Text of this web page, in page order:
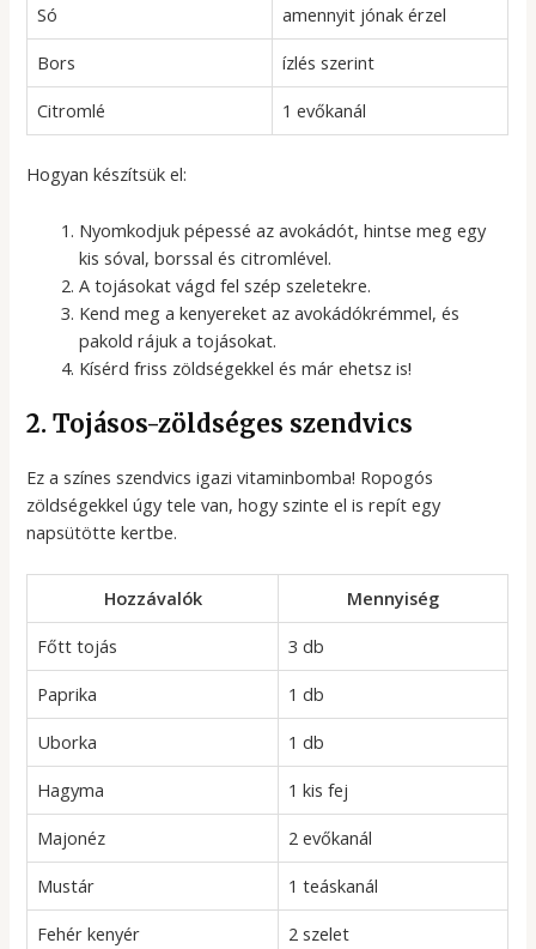
Só
amennyit jónak érzel
Bors
ízlés szerint
Citromlé
1 evőkanál
Hogyan készítsük el:
Nyomkodjuk pépessé az avokádót, hintse meg egy
kis sóval, borssal és citromlével.
A tojásokat vágd fel szép szeletekre.
Kend meg a kenyereket az avokádókrémmel, és
pakold rájuk a tojásokat.
Kísérd friss zöldségekkel és már ehetsz is!
2. Tojásos-zöldséges szendvics
Ez a színes szendvics igazi vitaminbomba! Ropogós
zöldségekkel úgy tele van, hogy szinte el is repít egy
napsütötte kertbe.
Hozzávalók
Mennyiség
Főtt tojás
3 db
Paprika
1 db
Uborka
1 db
Hagyma
1 kis fej
Majonéz
2 evőkanál
Mustár
1 teáskanál
Fehér kenyér
2 szelet